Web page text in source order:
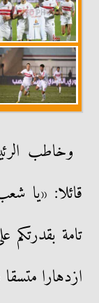
وخاطب
قائلا: «يا
تامة
ازدهارا